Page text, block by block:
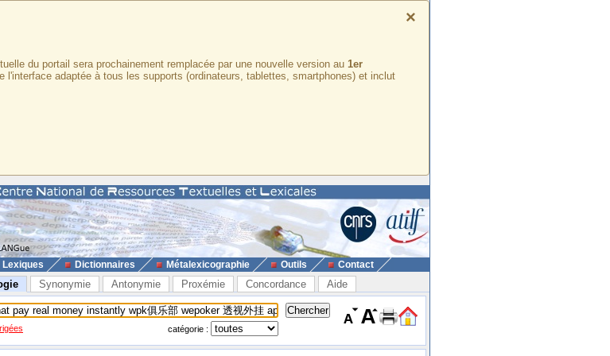
×
du portail sera prochainement remplacée par une nouvelle version au 1er
l'interface adaptée à tous les supports (ordinateurs, tablettes, smartphones) et inclut
Lexiques Dictionnaires Métalexicographie Outils Contact
Synonymie Antonymie Proxémie Concordance Aide
catégorie :